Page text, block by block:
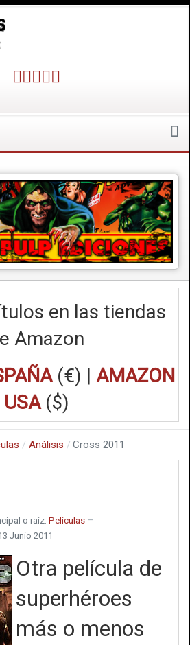
en las tiendas
Amazon
(€) | AMAZON
USA($)
Análisis Cross 2011
o raíz: Películas
Junio 2011
Otra película de
superhéroes
más o menos